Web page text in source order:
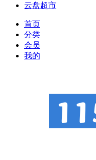
云盘超市
首页
分类
会员
我的